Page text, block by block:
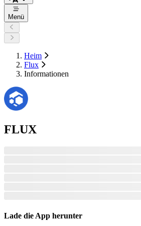
Menü
Heim
Flux
Informationen
FLUX
Lade die App herunter